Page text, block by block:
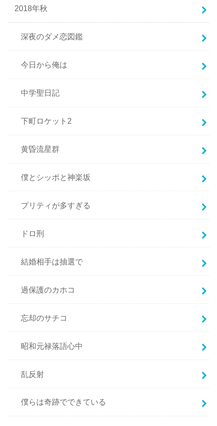
2018年秋
深夜のダメ恋図鑑
今日から俺は
中学聖日記
下町ロケット2
黄昏流星群
僕とシッポと神楽坂
プリティが多すぎる
ドロ刑
結婚相手は抽選で
過保護のカホコ
忘却のサチコ
昭和元禄落語心中
乱反射
僕らは奇跡でできている